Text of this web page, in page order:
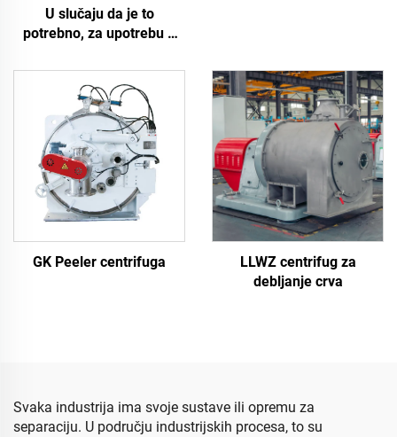
U slučaju da je to
potrebno, za upotrebu u
se sljedeći sustav:
GK Peeler centrifuga
LLWZ centrifug za
debljanje crva
Svaka industrija ima svoje sustave ili opremu za
separaciju. U području industrijskih procesa, to su